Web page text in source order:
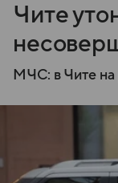
Чите
МЧС: в Чите на